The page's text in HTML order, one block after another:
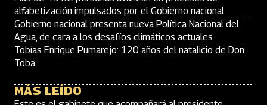
alfabetización impulsados por el Gobierno nacional
Gobierno nacional presenta nueva Política Nacional del
Agua, de cara a los desafíos climáticos actuales
Tobías Enrique Pumarejo: 120 años del natalicio de Don
Toba
MÁS LEÍDO